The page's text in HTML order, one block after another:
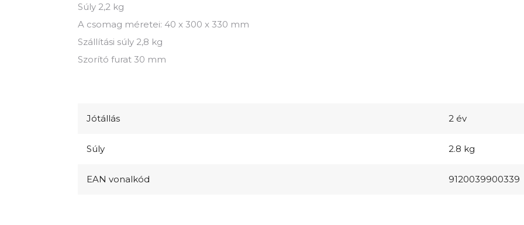
Súly 2,2 kg
A csomag méretei: 40 x 300 x 330 mm
Szállítási súly 2,8 kg
Szorító furat 30 mm
Jótállás 2 év
Súly 2.8 kg
EAN vonalkód 9120039900339